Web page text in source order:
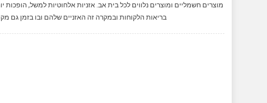
מוצרים חשמליים ומוצרים נלווים לכל בית אב. אזניות אלחוטיות למשל,
בריאות הלקוחות ובמקרה זה האזניים שלהם ובו בזמן גם